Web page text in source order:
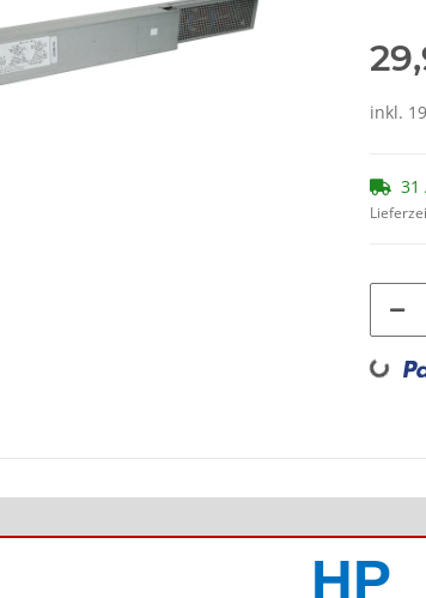
inkl.
31
HP